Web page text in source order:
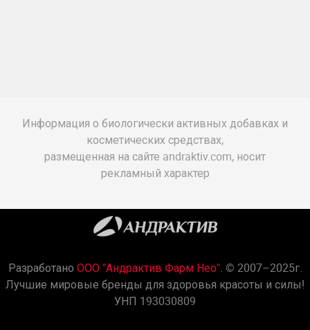
Информация о биологически активных добавках и
косметических средствах,
размещенная на сайте andraktiv.com, носит
рекламный характер
Разработано ООО "Андрактив Фарм Нео". © 2007–2025г.
Лучшие мировые бренды для здоровья красоты и силы!
УНП 193030809